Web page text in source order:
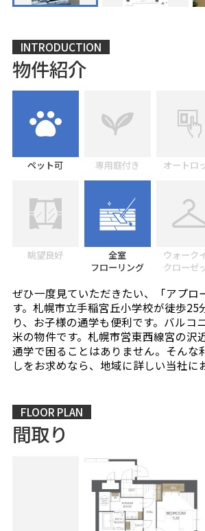
INTRODUCTION
物件紹介
ペット可 専用庭付き オートロ
眺望良好
全室
フローリング
ウォーク
クローゼ
ぜひ一度見ていただきたい、「アプロ
す。札幌市立手稲宮丘小学校が徒歩25
り、お子様の通学も便利です。バルコ
米の物件です。札幌市営東西線宮の沢
通学で困ることはありません。そんな
しをお求めなら、地域に詳しい当社に
FLOOR PLAN
間取り